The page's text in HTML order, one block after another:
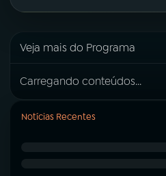
Veja mais do Programa
Carregando conteúdos...
Notícias Recentes